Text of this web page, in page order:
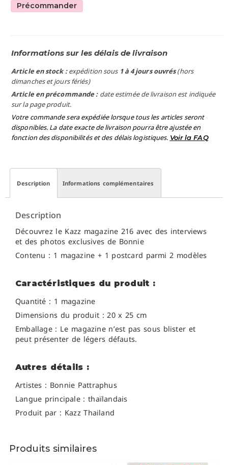
Précommander
Informations sur les délais de livraison
Article en stock :expédition sous 1 à 4 jours ouvrés(hors
dimanches et jours fériés)
Article en précommande : date estimée de livraison est indiquée
sur la page produit.
Votre commande sera expédiée lorsque tous les articles seront
disponibles. La date exacte de livraison pourra être ajustée en
fonction des disponibilités et des délais logistiques. Voir la FAQ
Description Informations complémentaires
Description
Découvrez le Kazz magazine 216 avec des interviews
et des photos exclusives de Bonnie
Contenu : 1 magazine + 1 postcard parmi 2 modèles
Caractéristiques du produit :
Quantité : 1 magazine
Dimensions du produit : 20 x 25 cm
Emballage : Le magazine n’est pas sous blister et
peut présenter de légers défauts.
Autres détails :
Artistes : Bonnie Pattraphus
Langue principale : thaïlandais
Produit par : Kazz Thailand
Produits similaires